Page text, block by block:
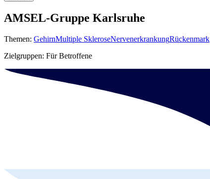
AMSEL-Gruppe Karlsruhe
Themen: GehirnMultiple SkleroseNervenerkrankungRückenmark
Zielgruppen: Für Betroffene